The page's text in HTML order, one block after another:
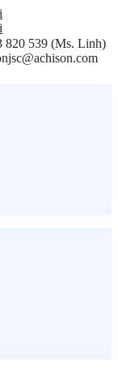
820 539 (Ms. Linh)